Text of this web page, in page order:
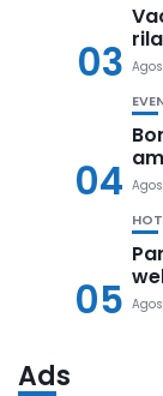
03
04
05
Ads